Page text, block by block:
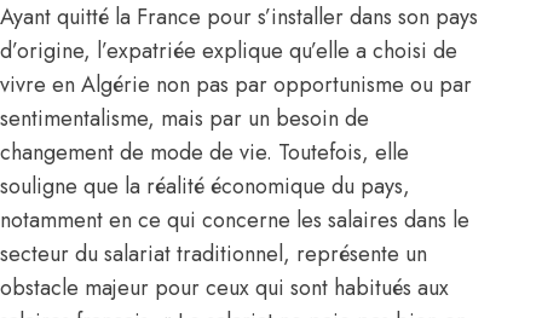
Ayant quitté la France pour s’installer dans son pays
d’origine, l’expatriée explique qu’elle a choisi de
vivre en Algérie non pas par opportunisme ou par
sentimentalisme, mais par un besoin de
changement de mode de vie. Toutefois, elle
souligne que la réalité économique du pays,
notamment en ce qui concerne les salaires dans le
secteur du salariat traditionnel, représente un
obstacle majeur pour ceux qui sont habitués aux